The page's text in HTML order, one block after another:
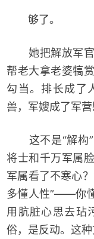
够了。
她把解放军官
帮老大拿老婆犒
勾当。排长成了
兽，军嫂成了军营
这不是“解构”
将士和千万军属
军属看了不寒心
多懂人性”——你
用肮脏心思去玷
俗，是反动。这种